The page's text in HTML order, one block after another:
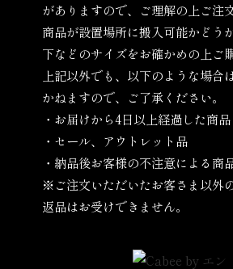
がありますので、ご理解の上ご注
商品が設置場所に搬入可能かどう
下などのサイズをお確かめの上ご
上記以外でも、以下のような場合
かねますので、ご了承ください。
・お届けから4日以上経過した商品
・セール、アウトレット品
・納品後お客様の不注意による商
※ご注文いただいたお客さま以外
返品はお受けできません。